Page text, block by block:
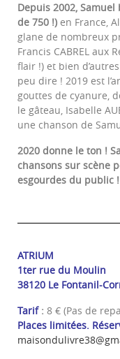
Depuis 2002,
de 750 !) en France,
glane de nombreux
Francis CABREL aux
flair !) et bien
peu dire ! 2019 est
gouttes de cyanure,
le gâteau, Isabelle
une chanson de
2020 donne le ton !
chansons sur scène
esgourdes du public !
ATRIUM
1ter rue du Moulin
38120 Le Fontanil-
Tarif : 8 € (Pas de
Places limitées.